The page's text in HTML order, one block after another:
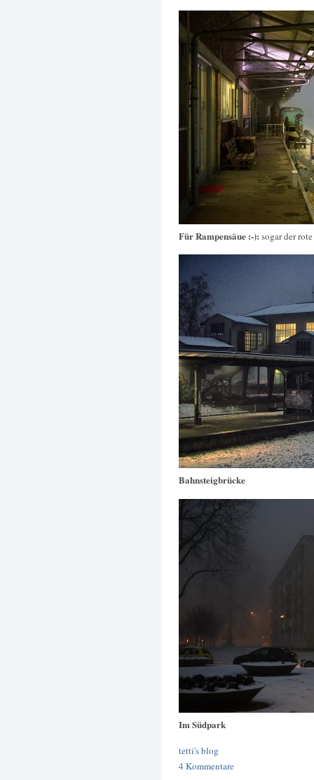
Für Rampensäue :-): sogar der
Bahnsteigbrücke
Im Südpark
tetti's blog
4 Kommentare